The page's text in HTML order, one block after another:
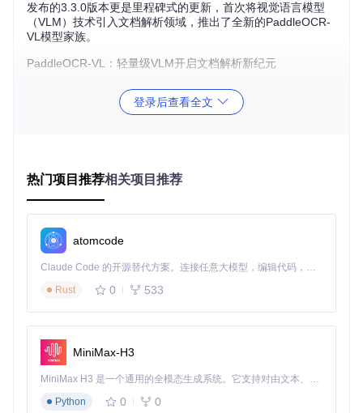
发布的3.3.0版本更是里程碑式的更新，首次将视觉语言模型
（VLM）技术引入文档解析领域，推出了全新的PaddleOCR-
VL模型家族。
PaddleOCR-VL：轻量级VLM开启文档解析新纪元
PaddleOCR-VL-0.9B作为该系列的旗舰模型，采用创新的"动
态视觉编码+轻量语言建模"架构。其视觉模块借鉴NaViT模型
的动态分辨率处理机制，能够自适应不同尺寸的文档页面；语
案提升4倍效率。
位，它向下承接基础文本识别引擎，向上支撑智能文档理解应
用。对于开发者而言，这张架构图直观呈现了如何基于VL模型
登录后查看全文
热门项目推荐相关项目推荐
atomcode
Claude Code 的开源替代方案。连接任意大模型，编辑代码，运行命令，自动验证 — 全自动执行。用 Rust 构建，极致性能。 ｜ An open-source alternative to Claude Code. Connect any LLM, edit code, run commands, and verify changes — autonomously. Built in Rust for speed. Get Started
Rust
0 533
MiniMax-H3
MiniMax H3 是一个通用的全模态生成系统。它支持对由文本、图像、视频和音频组成的多模态上下文进行统一理解，并能生成分辨率高达 2K、时长可达 15 秒的带原生立体声音频的视频。得益于面向任务泛化的系统设计，H3 在预训练阶段就已具备广泛的多模态上下文理解与生成能力，能够出色地执行复杂的多模态指令。
Python
0 0